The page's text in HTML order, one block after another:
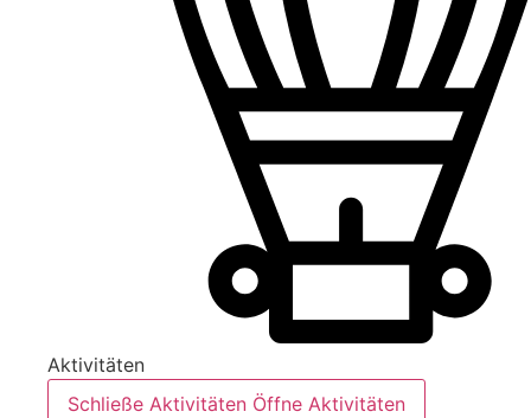
Aktivitäten
Schließe Aktivitäten Öffne Aktivitäten